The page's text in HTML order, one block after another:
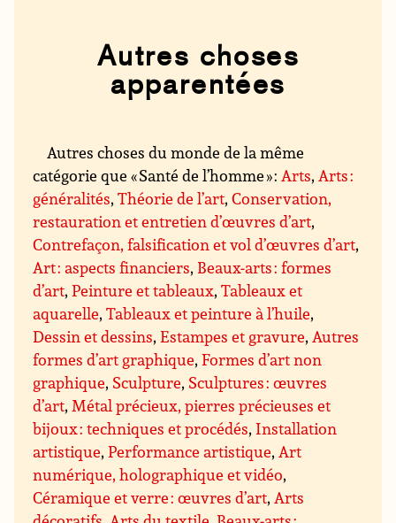
Autres choses
apparentées
Autres choses du monde de la même
catégorie que « Santé de l’homme » :Arts,Arts :
généralités,Théorie de l’art,Conservation,
restauration et entretien d’œuvres d’art,
Contrefaçon, falsification et vol d’œuvres d’art,
Art : aspects financiers, Beaux-arts : formes
d’art,Peinture et tableaux,Tableaux et
aquarelle,Tableaux et peinture à l’huile,
Dessin et dessins,Estampes et gravure,Autres
formes d’art graphique,Formes d’art non
graphique, Sculpture, Sculptures : œuvres
d’art,Métal précieux, pierres précieuses et
bijoux : techniques et procédés, Installation
artistique,Performance artistique,Art
numérique, holographique et vidéo,
Céramique et verre : œuvres d’art,Arts